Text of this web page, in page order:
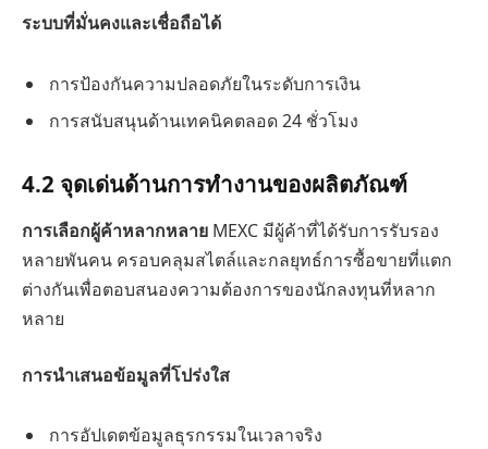
ระบบที่มั่นคงและเชื่อถือได้
การป้องกันความปลอดภัยในระดับการเงิน
การสนับสนุนด้านเทคนิคตลอด 24 ชั่วโมง
4.2 จุดเด่นด้านการทำงานของผลิตภัณฑ์
การเลือกผู้ค้าหลากหลาย MEXC มีผู้ค้าที่ได้รับการรับรอง
หลายพันคน ครอบคลุมสไตล์และกลยุทธ์การซื้อขายที่แตก
ต่างกันเพื่อตอบสนองความต้องการของนักลงทุนที่หลาก
หลาย
การนำเสนอข้อมูลที่โปร่งใส
การอัปเดตข้อมูลธุรกรรมในเวลาจริง